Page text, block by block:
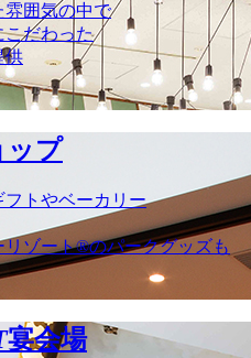
雰囲気の中で
こだわった
供
ップ
フトやベーカリー
リゾート®のパークグッズも
宴会場